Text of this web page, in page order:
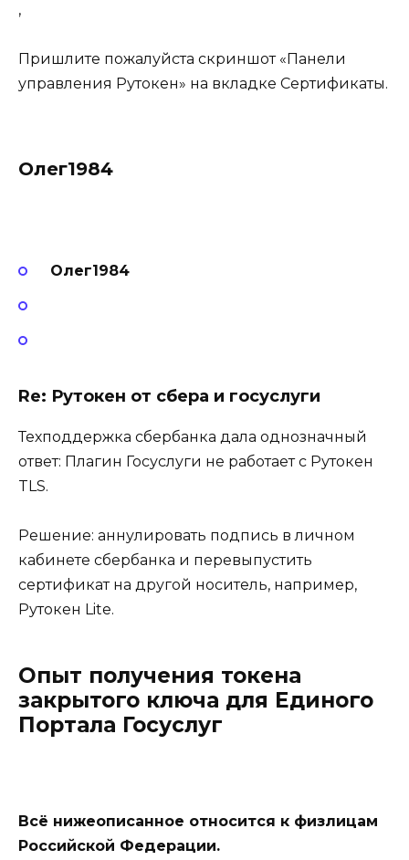
,
Пришлите пожалуйста скриншот «Панели
управления Рутокен» на вкладке Сертификаты.
Олег1984
Олег1984
Re: Рутокен от сбера и госуслуги
Техподдержка сбербанка дала однозначный
ответ: Плагин Госуслуги не работает с Рутокен
TLS.
Решение: аннулировать подпись в личном
кабинете сбербанка и перевыпустить
сертификат на другой носитель, например,
Рутокен Lite.
Опыт получения токена
закрытого ключа для Единого
Портала Госуслуг
Всё нижеописанное относится к физлицам
Российской Федерации.